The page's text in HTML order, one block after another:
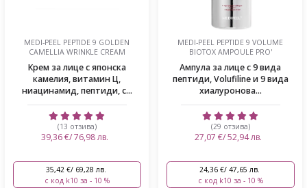
MEDI-PEEL PEPTIDE 9 GOLDEN
CAMELLIA WRINKLE CREAM
Крем за лице с японска
камелия, витамин Ц,
ниацинамид, пептиди, с...
(13 отзива)
39,36 €/ 76,98 лв.
35,42 €/ 69,28 лв.
с код k10 за - 10 %
MEDI-PEEL PEPTIDE 9 VOLUME
BIOTOX AMPOULE PRO'
Ампула за лице с 9 вида
пептиди, Volufiline и 9 вида
хиалуронова...
(29 отзива)
27,07 €/ 52,94 лв.
24,36 €/ 47,65 лв.
с код k10 за - 10 %